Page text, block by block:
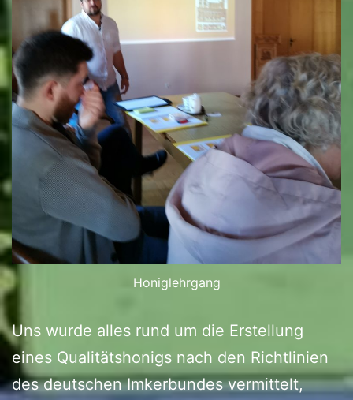
Honiglehrgang
Uns wurde alles rund um die Erstellung
eines Qualitätshonigs nach den Richtlinien
des deutschen Imkerbundes vermittelt,